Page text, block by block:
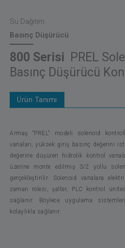
Su Dağıtım
Basınç Düşürücü
800 Serisi PREL
Basınç Düşürücü
Ürün Tanımı
Armaş “PREL“ modeli solenoid
vanaları, yüksek giriş basınç değerini
değerine düşüren hidrolik kontrol
üzerine monte edilmiş 3/2 yollu
gerçekleştirilir. Solenoid vanalara
zaman rölesi, şalter, PLC kontrol
sağlanır. Böylece uygulama
kolaylıkla sağlanır.